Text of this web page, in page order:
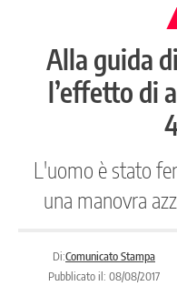
Alla guida
l’effetto di
L'uomo è stato
una manovra
Di:Comunicato Stampa
Pubblicato il: 08/08/2017